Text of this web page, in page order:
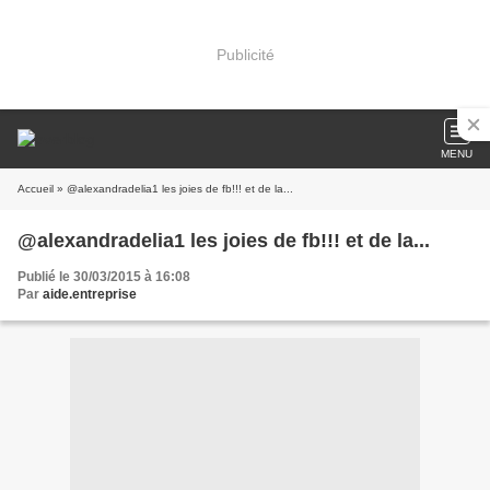
Publicité
MENU
Accueil » @alexandradelia1 les joies de fb!!! et de la...
@alexandradelia1 les joies de fb!!! et de la...
Publié le 30/03/2015 à 16:08
Par aide.entreprise